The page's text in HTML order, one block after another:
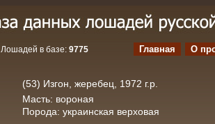
Лошадей в базе: 9775 Главная О
(53) Изгон, жеребец, 1972 г.р.
Масть: вороная
Порода: украинская верховая